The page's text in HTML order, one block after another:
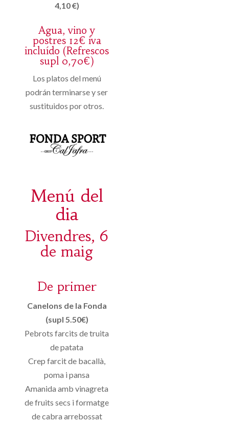
4,10 €)
Agua, vino y
postres 12€ iva
incluído (Refrescos
supl 0,70€)
Los platos del menú
podrán terminarse y ser
sustituidos por otros.
Menú del
dia
Divendres, 6
de maig
De primer
Canelons de la Fonda
(supl 5.50€)
Pebrots farcits de truita
de patata
Crep farcit de bacallà,
poma i pansa
Amanida amb vinagreta
de fruits secs i formatge
de cabra arrebossat